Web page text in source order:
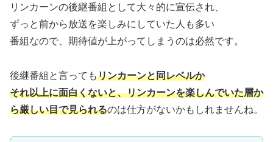
リンカーンの後継番組として大々的に宣伝され、
ずっと前から放送を楽しみにしていた人も多い
番組なので、期待値が上がってしまうのは必然です。
後継番組と言ってもリンカーンと同レベルか
それ以上に面白くないと、リンカーンを楽しんでいた層か
ら厳しい目で見られるのは仕方がないかもしれませんね。